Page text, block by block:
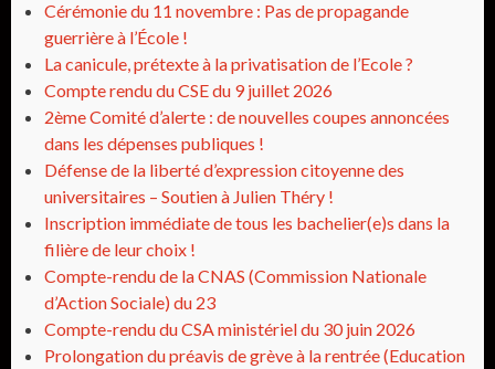
Cérémonie du 11 novembre : Pas de propagande
guerrière à l’École !
La canicule, prétexte à la privatisation de l’Ecole ?
Compte rendu du CSE du 9 juillet 2026
2ème Comité d’alerte : de nouvelles coupes annoncées
dans les dépenses publiques !
Défense de la liberté d’expression citoyenne des
universitaires – Soutien à Julien Théry !
Inscription immédiate de tous les bachelier(e)s dans la
filière de leur choix !
Compte-rendu de la CNAS (Commission Nationale
d’Action Sociale) du 23
Compte-rendu du CSA ministériel du 30 juin 2026
Prolongation du préavis de grève à la rentrée (Education